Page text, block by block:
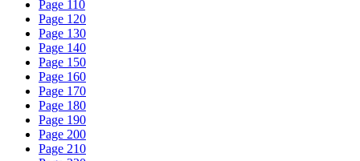
Page 110
Page 120
Page 130
Page 140
Page 150
Page 160
Page 170
Page 180
Page 190
Page 200
Page 210